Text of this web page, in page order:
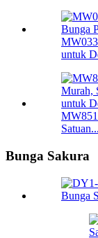
untuk
Satuan...
Bunga Sakura